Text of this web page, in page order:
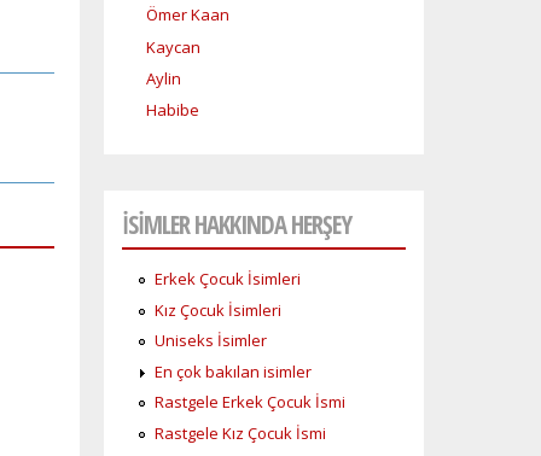
Ömer Kaan
Kaycan
Aylin
Habibe
İSİMLER HAKKINDA HERŞEY
Erkek Çocuk İsimleri
Kız Çocuk İsimleri
Uniseks İsimler
En çok bakılan isimler
Rastgele Erkek Çocuk İsmi
Rastgele Kız Çocuk İsmi